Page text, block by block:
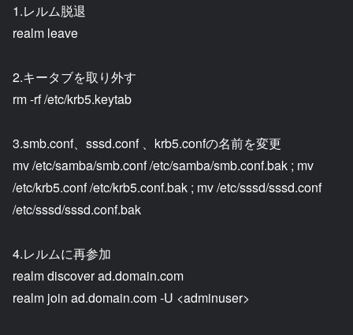
1.レルム脱退
realm leave
2.キータブを取り外す
rm -rf /etc/krb5.keytab
3.smb.conf、sssd.conf 、krb5.confの名前を変更
mv /etc/samba/smb.conf /etc/samba/smb.conf.bak ; mv
/etc/krb5.conf /etc/krb5.conf.bak ; mv /etc/sssd/sssd.conf
/etc/sssd/sssd.conf.bak
4.レルムに再参加
realm discover ad.domain.com
realm join ad.domain.com -U <adminuser>